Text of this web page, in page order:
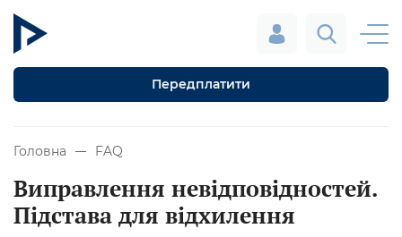
Передплатити
Головна FAQ
Виправлення невідповідностей.
Підстава для відхилення